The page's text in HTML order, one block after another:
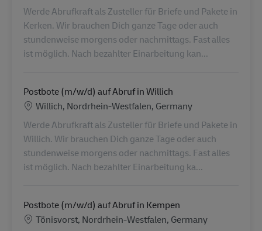
Werde Abrufkraft als Zusteller für Briefe und Pakete in
Kerken. Wir brauchen Dich ganze Tage oder auch
stundenweise morgens oder nachmittags. Fast alles
ist möglich. Nach bezahlter Einarbeitung kan...
Postbote (m/w/d) auf Abruf in Willich
Localização
Willich, Nordrhein-Westfalen, Germany
Werde Abrufkraft als Zusteller für Briefe und Pakete in
Willich. Wir brauchen Dich ganze Tage oder auch
stundenweise morgens oder nachmittags. Fast alles
ist möglich. Nach bezahlter Einarbeitung ka...
Postbote (m/w/d) auf Abruf in Kempen
Localização
Tönisvorst, Nordrhein-Westfalen, Germany